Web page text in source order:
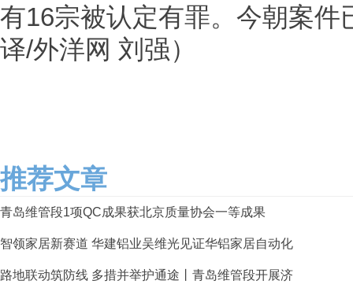
有16宗被认定有罪。今朝案件
译/外洋网 刘强）
推荐文章
青岛维管段1项QC成果获北京质量协会一等成果
智领家居新赛道 华建铝业吴维光见证华铝家居自动化
路地联动筑防线 多措并举护通途丨青岛维管段开展济